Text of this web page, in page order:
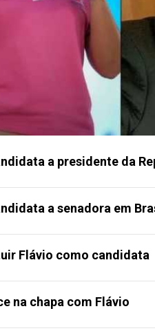
a presidente da
a senadora em
Flávio como candidata
na chapa com Flávio